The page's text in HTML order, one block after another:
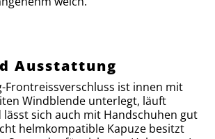
Ausstattung
Frontreissverschluss ist innen mit
Windblende unterlegt, läuft
lässt sich auch mit Handschuhen gut
helmkompatible Kapuze besitzt